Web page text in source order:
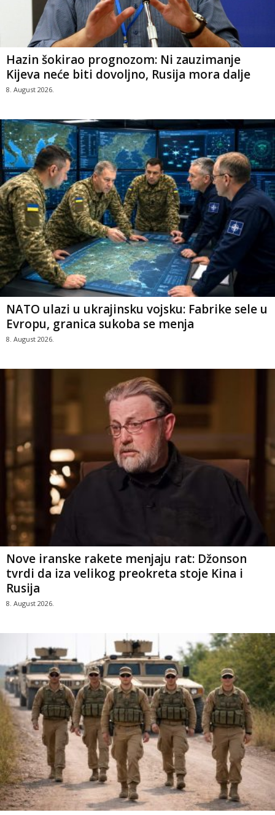
Hazin šokirao prognozom: Ni zauzimanje
Kijeva neće biti dovoljno, Rusija mora dalje
8. August 2026.
NATO ulazi u ukrajinsku vojsku: Fabrike sele u
Evropu, granica sukoba se menja
8. August 2026.
Nove iranske rakete menjaju rat: Džonson
tvrdi da iza velikog preokreta stoje Kina i
Rusija
8. August 2026.